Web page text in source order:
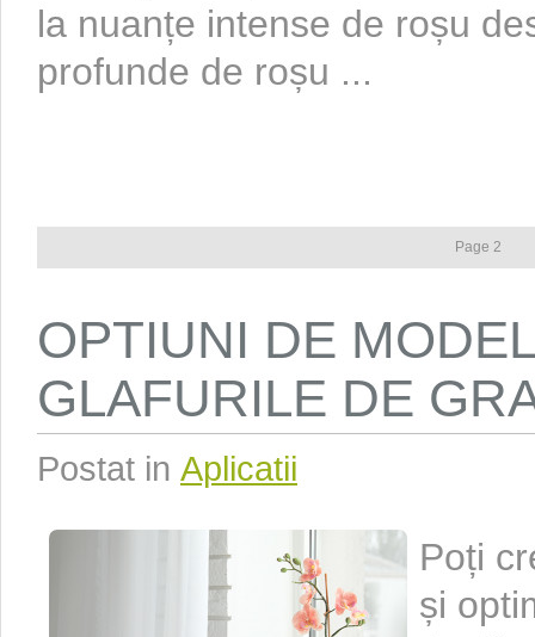
la nuanțe intense de roșu
profunde de roșu ...
Page 2
OPTIUNI DE
GLAFURILE DE
Postat in Aplicatii
Poți
și